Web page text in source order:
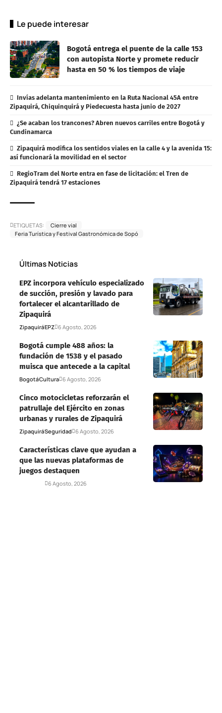
Le puede interesar
Bogotá entrega el puente de la calle 153
con autopista Norte y promete reducir
hasta en 50 % los tiempos de viaje
Invías adelanta mantenimiento en la Ruta Nacional 45A entre
Zipaquirá, Chiquinquirá y Piedecuesta hasta junio de 2027
¿Se acaban los trancones? Abren nuevos carriles entre Bogotá y
Cundinamarca
Zipaquirá modifica los sentidos viales en la calle 4 y la avenida 15:
así funcionará la movilidad en el sector
RegioTram del Norte entra en fase de licitación: el Tren de
Zipaquirá tendrá 17 estaciones
ETIQUETAS:
Cierre vial
Feria Turística y Festival Gastronómica de Sopó
Últimas Noticias
EPZ incorpora vehículo especializado
de succión, presión y lavado para
fortalecer el alcantarillado de
Zipaquirá
ZipaquiráEPZ 6 Agosto, 2026
Bogotá cumple 488 años: la
fundación de 1538 y el pasado
muisca que antecede a la capital
BogotáCultura 6 Agosto, 2026
Cinco motocicletas reforzarán el
patrullaje del Ejército en zonas
urbanas y rurales de Zipaquirá
ZipaquiráSeguridad 6 Agosto, 2026
Características clave que ayudan a
que las nuevas plataformas de
juegos destaquen
6 Agosto, 2026